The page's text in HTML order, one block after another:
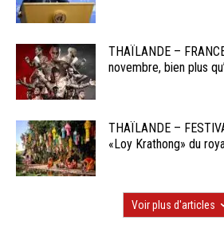
THAÏLANDE –
novembre, bien plus
THAÏLANDE –
«Loy Krathong» du
Voir plus d'articles